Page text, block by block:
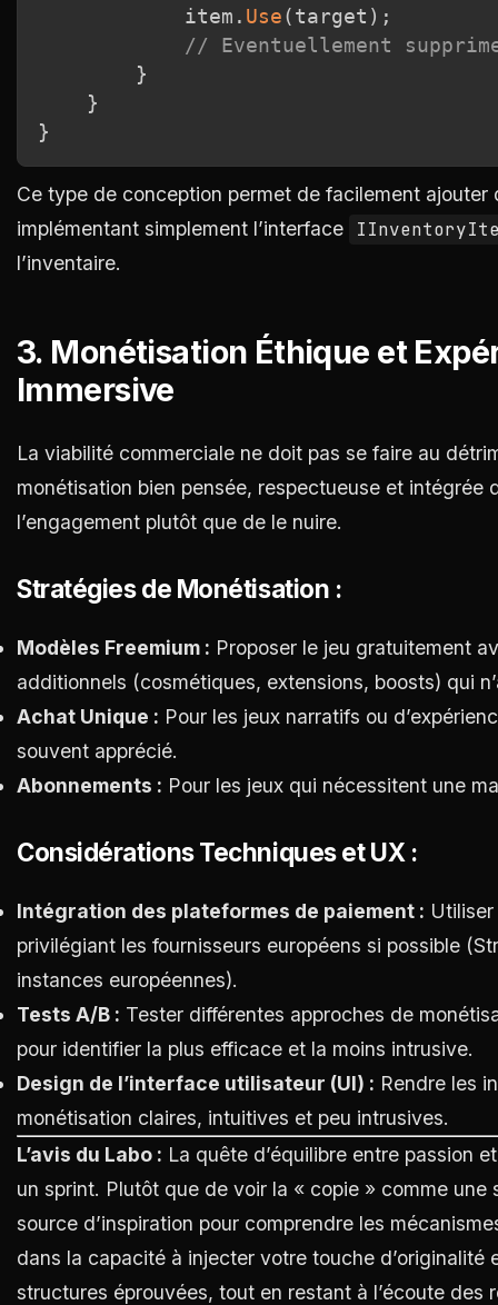
            item
. Use ( target ) ;
// Eventuellement
}
}
}
Ce type de conception permet de facilement ajouter
implémentant simplement l’interface
l’inventaire.
3. Monétisation Éthique et
Immersive
La viabilité commerciale ne doit pas se faire au
monétisation bien pensée, respectueuse et intégrée
l’engagement plutôt que de le nuire.
Stratégies de Monétisation :
Modèles Freemium : Proposer le jeu gratuitement
additionnels (cosmétiques, extensions, boosts) qui
Achat Unique : Pour les jeux narratifs ou
souvent apprécié.
Abonnements : Pour les jeux qui nécessitent une
Considérations Techniques et UX :
Intégration des plateformes de paiement :
privilégiant les fournisseurs européens si possible
instances européennes).
Tests A/B : Tester différentes approches de
pour identifier la plus efficace et la moins intrusive.
Design de l’interface utilisateur (UI) : Rendre les
monétisation claires, intuitives et peu intrusives.
L’avis du Labo : La quête d’équilibre entre passion
un sprint. Plutôt que de voir la « copie » comme
source d’inspiration pour comprendre les
dans la capacité à injecter votre touche
structures éprouvées, tout en restant à l’écoute des